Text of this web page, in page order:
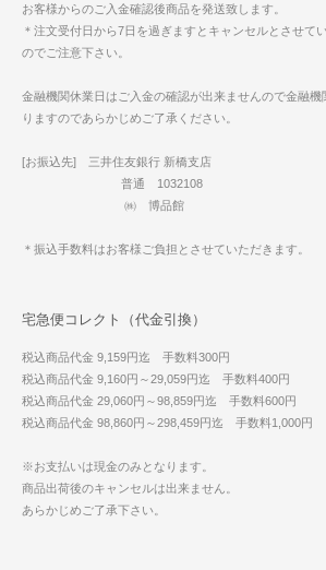
お客様からのご入金確認後商品を発送致します。
＊注文受付日から7日を過ぎますとキャンセルとさせて
のでご注意下さい。
金融機関休業日はご入金の確認が出来ませんので金融
りますのであらかじめご了承ください。
[お振込先] 三井住友銀行 新橋支店
普通 1032108
㈱ 博品館
＊振込手数料はお客様ご負担とさせていただきます。
宅急便コレクト（代金引換）
税込商品代金 9,159円迄 手数料300円
税込商品代金 9,160円～29,059円迄 手数料400円
税込商品代金 29,060円～98,859円迄 手数料600円
税込商品代金 98,860円～298,459円迄 手数料1,000円
※お支払いは現金のみとなります。
商品出荷後のキャンセルは出来ません。
あらかじめご了承下さい。